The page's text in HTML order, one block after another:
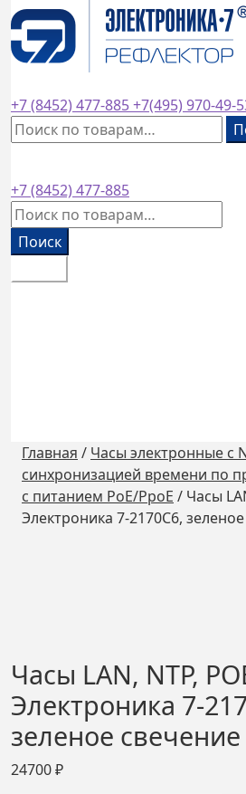
+7 (8452) 477-885+7(495) 970-49-
Искать:
+7 (8452) 477-885
Искать:
Поиск
Главная / Часы электронные с
синхронизацией времени по
с питанием РоЕ/РроЕ / Часы
Электроника 7-2170С6,
Часы LAN, NTP,
Электроника 7-
зеленое свечение
24700₽